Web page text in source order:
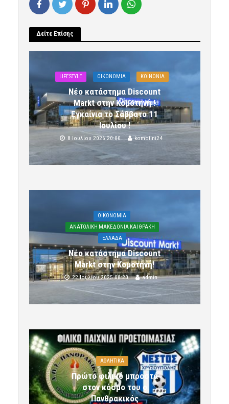
Δείτε Επίσης
LIFESTYLE OIKONOMIA ΚΟΙΝΩΝΙΑ
Νέο κατάστημα Discount
Markt στην Κομοτηνή !
Εγκαίνια το Σάββατο 11
Ιουλίου !
8 Ιουλίου 2026 20:00 komotini24
OIKONOMIA
ΑΝΑΤΟΛΙΚΗ ΜΑΚΕΔΟΝΙΑ ΚΑΙ ΘΡΑΚΗ
ΕΛΛΑΔΑ
Νέο κατάστημα Discount
Markt στην Κομοτηνή!
22 Ιουλίου 2025 08:20 admin
ΑΘΛΗΤΙΚΑ
Πρώτο φιλικό μπροστά
στον κόσμο του ο
Πανθρακικός